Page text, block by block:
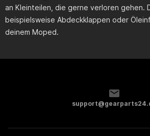
an Kleinteilen, die gerne verloren gehen.
beispielsweise Abdeckklappen oder
deinem Moped.